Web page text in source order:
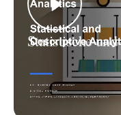
Statistische